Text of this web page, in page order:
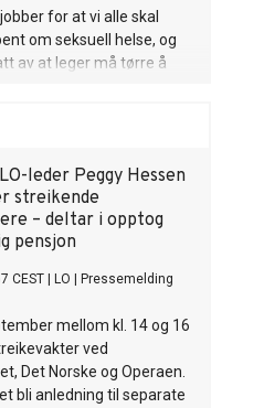
for at vi alle skal
om seksuell helse, og
av at leger må tørre å
av kunnskap prøver
vi skammer oss litt
vinneren av
2022.
leder Peggy Hessen
streikende
– deltar i opptog
pensjon
CEST LO Pressemelding
mellom kl. 14 og 16
ved
Det Norske og Operaen.
bli anledning til separate